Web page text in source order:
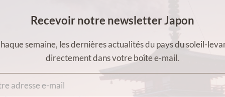
Recevoir notre newsletter Japon
semaine, les dernières actualités du pays du soleil-
directement dans votre boîte e-mail.